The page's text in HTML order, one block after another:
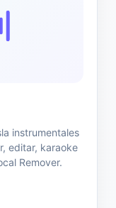
instrumentales
editar, karaoke
Remover.